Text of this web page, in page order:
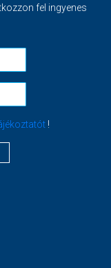
fel ingyenes
!